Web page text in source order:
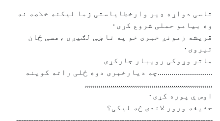
تاسی دواړه ډیر وارخطایاستی زما لیکنه خلاصه نه
وه بیامو حملی شروع کړی٠
قریشه زمونږ خبری خو په تا ښی لګیږی ،هسی ځان
تیروی٠
ماتر وړوکی رویبار جارکړی
............................چه دیارخبری دوه ځلی راته کوینه
,,,,,,,,,,,,,,,,,,,,,,,,,,,,,,,,,,,,,,,,,,,,,,,,,,,,,,,,,,,,,,,,,
اوس ې پوره کړی٠
حذیفه ورور لاندی څه لیکی؟
--------------------------------------------------------------------------------